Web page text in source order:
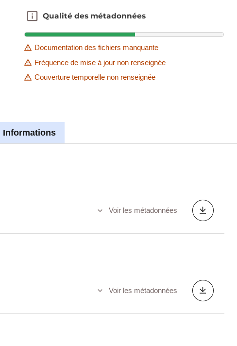
Qualité des métadonnées
Qualité des métadonnées
Documentation des fichiers manquante
Fréquence de mise à jour non renseignée
Couverture temporelle non renseignée
Informations
Voir les métadonnées
Voir les métadonnées